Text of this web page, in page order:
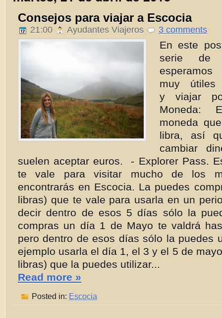
Consejos para viajar a Escocia
21:00 Ayudantes Viajeros 3 comments
En este
serie de
muy útiles
y viajar
Moneda:
moneda
libra, así
cambiar
suelen aceptar euros. - Explorer Pass.
te vale para visitar mucho de los
encontrarás en Escocia. La puedes
libras) que te vale para usarla en un
decir dentro de esos 5 días sólo la
compras un día 1 de Mayo te valdrá
pero dentro de esos días sólo la puedes
ejemplo usarla el día 1, el 3 y el 5 de
libras) que la puedes utilizar...
Read more »
Posted in: Escocia